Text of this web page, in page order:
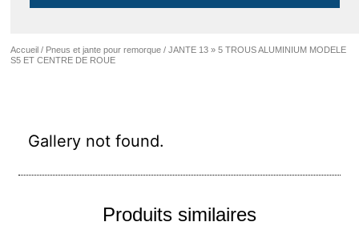
Accueil / Pneus et jante pour remorque / JANTE 13 » 5 TROUS ALUMINIUM MODELE
S5 ET CENTRE DE ROUE
Gallery not found.
Produits similaires